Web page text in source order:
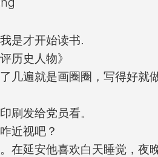
是才开始读书.
历史人物》
几遍就是画圈圈，写得好就
刷发给党员看。
近视吧？
在延安他喜欢白天睡觉，夜